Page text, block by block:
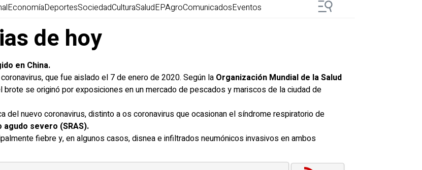
EconomíaDeportesSociedadCulturaSaludEPAgroComunicadosEventos
de hoy
en China.
que fue aislado el 7 de enero de 2020. Según la Organización Mundial de la Salud
se originó por exposiciones en un mercado de pescados y mariscos de la ciudad de
del nuevo coronavirus, distinto a os coronavirus que ocasionan el síndrome respiratorio de
severo (SRAS).
fiebre y, en algunos casos, disnea e infiltrados neumónicos invasivos en ambos